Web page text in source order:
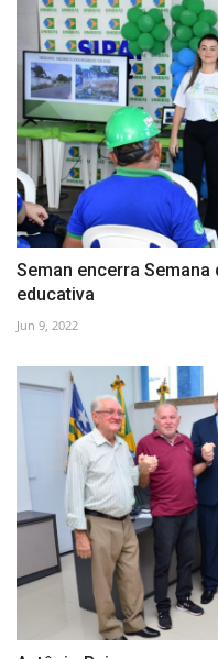
Seman encerra
educativa
Jun 9, 2022